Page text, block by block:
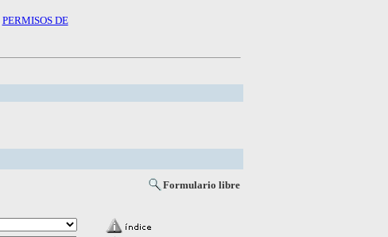
PERMISOS DE
Formulario libre